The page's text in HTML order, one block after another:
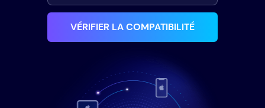
VÉRIFIER LA COMPATIBILITÉ